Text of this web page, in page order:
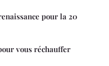
pour la 20
vous réchauffer